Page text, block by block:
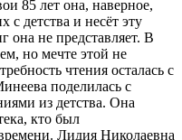
85 лет она, наверное,
с детства и несёт эту
она не представляет. В
но мечте этой не
чтения осталась с
поделилась с
из детства. Она
кто был
Лидия Николаевна